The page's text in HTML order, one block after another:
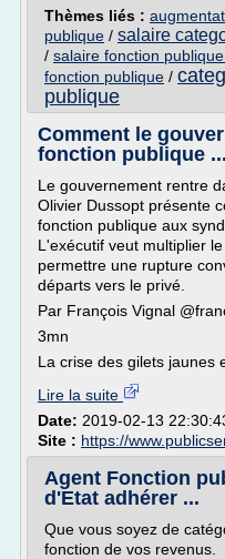
Thèmes liés :
publique / salaire
/ salaire fonction
fonction publique /
publique
Comment le
fonction publique ...
Le gouvernement rentre
Olivier Dussopt présente
fonction publique aux
L'exécutif veut multiplier
permettre une rupture
départs vers le privé.
Par François Vignal
3mn
La crise des gilets jaunes
Lire la suite
Date: 2019-02-13
Site : https://
Agent Fonction
d'Etat adhérer ...
Que vous soyez de
fonction de vos revenus.